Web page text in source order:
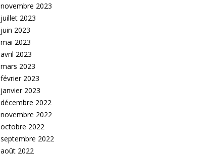
novembre 2023
juillet 2023
juin 2023
mai 2023
avril 2023
mars 2023
février 2023
janvier 2023
décembre 2022
novembre 2022
octobre 2022
septembre 2022
août 2022